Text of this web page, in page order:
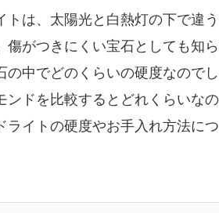
トは、太陽光と白熱灯の下で違
傷がつきにくい宝石としても知
の中でどのくらいの硬度なので
ンドを比較するとどれくらいな
ライトの硬度やお手入れ方法につ